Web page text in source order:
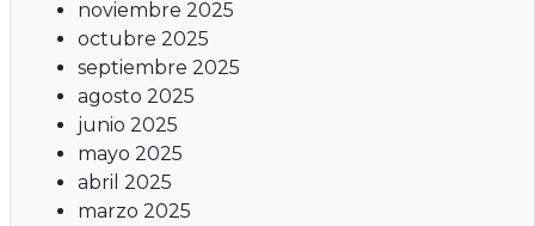
noviembre 2025
octubre 2025
septiembre 2025
agosto 2025
junio 2025
mayo 2025
abril 2025
marzo 2025